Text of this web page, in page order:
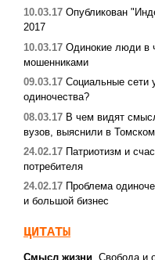
10.03.17 Опубликован
2017
10.03.17 Одинокие люди в
мошенниками
09.03.17 Социальные сети
одиночества?
08.03.17 В чем видят
вузов, выяснили в
24.02.17 Патриотизм и
потребителя
24.02.17 Проблема
и большой бизнес
ЦИТАТЫ
Смысл жизни Свобода и